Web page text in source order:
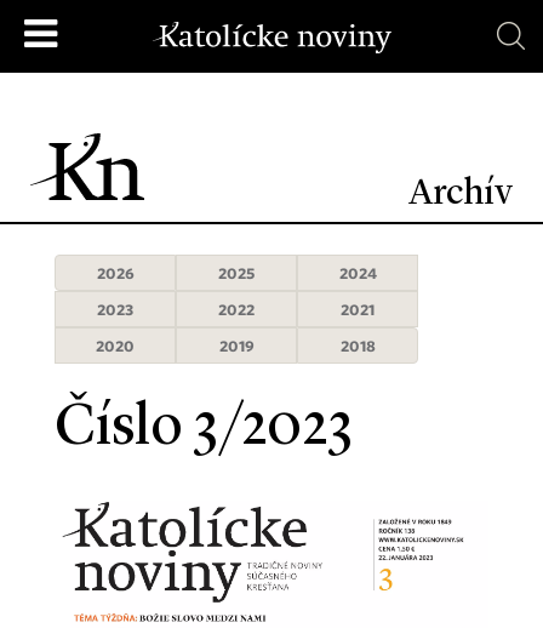
Archív
2026 2025
2024
2023
2022
2021
2020
2019 2018
Číslo 3/2023